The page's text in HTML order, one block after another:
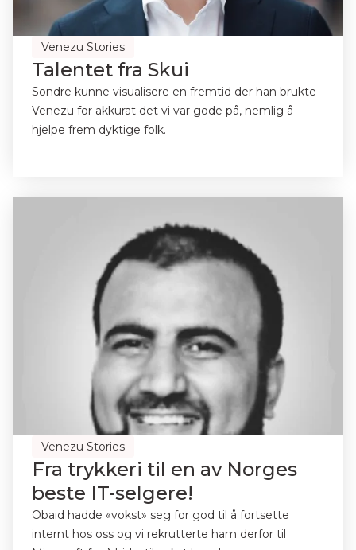
Venezu Stories
Talentet fra Skui
Sondre kunne visualisere en fremtid der han brukte
Venezu for akkurat det vi var gode på, nemlig å
hjelpe frem dyktige folk.
Venezu Stories
Fra trykkeri til en av Norges
beste IT-selgere!
Obaid hadde «vokst» seg for god til å fortsette
internt hos oss og vi rekrutterte ham derfor til